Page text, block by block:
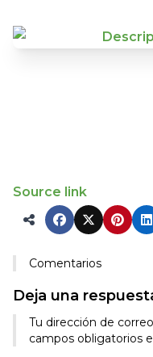
Source link
Comentarios
Deja una
Tu dirección de
campos obligatorios
Alternative: